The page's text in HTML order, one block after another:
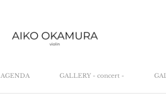
AGENDA GALLERY - concert -